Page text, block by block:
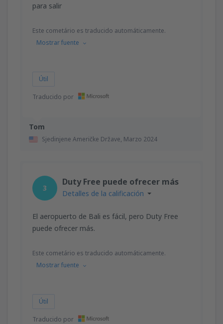
Tom
Sjedinjene Američke Države, Marzo 2024
para salir
Este cometário es traducido automáticamente.
Mostrar fuente
Útil
Traducido por
3
Duty Free puede ofrecer más
Detalles de la calificación
El aeropuerto de Bali es fácil, pero Duty Free
puede ofrecer más.
Este cometário es traducido automáticamente.
Mostrar fuente
Útil
Traducido por